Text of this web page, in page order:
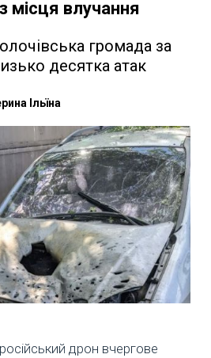
місця влучання
громада за
десятка атак
Ільїна
дрон вчергове